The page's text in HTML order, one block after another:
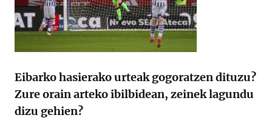
Eibarko hasierako urteak gogoratzen dituzu?
Zure orain arteko ibilbidean, zeinek lagundu
dizu gehien?